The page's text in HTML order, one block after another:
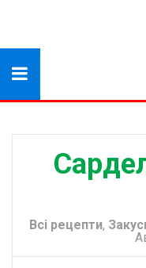
Всі рецепти,